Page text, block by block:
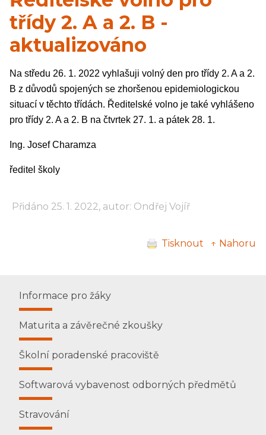
třídy 2. A a 2. B -
aktualizováno
Na středu 26. 1. 2022 vyhlašuji volný den pro třídy 2. A a 2.
B z důvodů spojených se zhoršenou epidemiologickou
situací v těchto třídách. Ředitelské volno je také vyhlášeno
pro třídy 2. A a 2. B na čtvrtek 27. 1. a pátek 28. 1.
Ing. Josef Charamza
ředitel školy
Přidáno 25. 1. 2022, autor: Ondřej Vojíř
Tisknout ↑ Nahoru
Informace pro žáky
Maturita a závěrečné zkoušky
Školní poradenské pracoviště
Softwarová vybavenost odborných předmětů
Stravování